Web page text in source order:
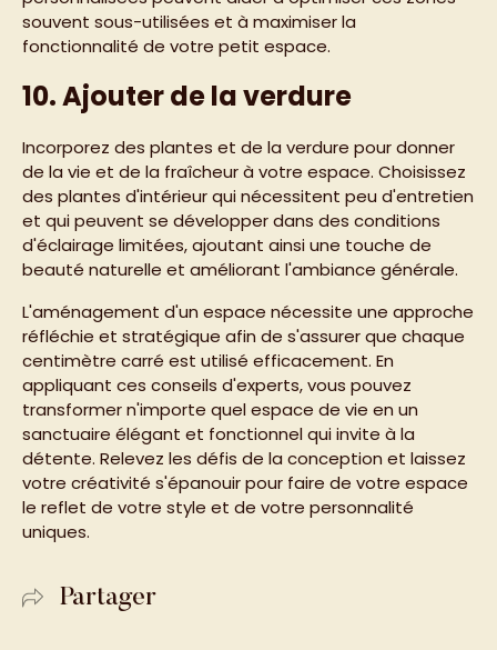
souvent sous-utilisées et à maximiser la
fonctionnalité de votre petit espace.
10. Ajouter de la verdure
Incorporez des plantes et de la verdure pour donner
de la vie et de la fraîcheur à votre espace. Choisissez
des plantes d'intérieur qui nécessitent peu d'entretien
et qui peuvent se développer dans des conditions
d'éclairage limitées, ajoutant ainsi une touche de
beauté naturelle et améliorant l'ambiance générale.
L'aménagement d'un espace nécessite une approche
réfléchie et stratégique afin de s'assurer que chaque
centimètre carré est utilisé efficacement. En
appliquant ces conseils d'experts, vous pouvez
transformer n'importe quel espace de vie en un
sanctuaire élégant et fonctionnel qui invite à la
détente. Relevez les défis de la conception et laissez
votre créativité s'épanouir pour faire de votre espace
le reflet de votre style et de votre personnalité
uniques.
Partager